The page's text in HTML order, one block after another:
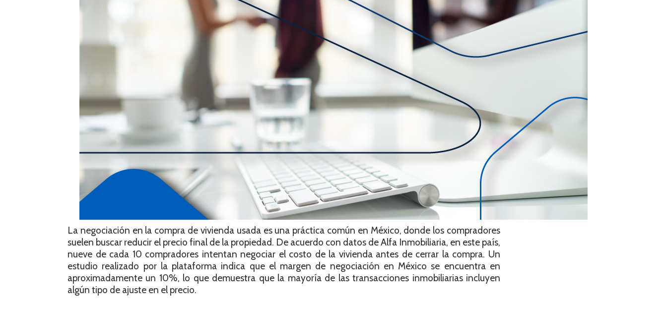
La negociación en la compra de vivienda usada es una práctica común en México, donde los compradores
suelen buscar reducir el precio final de la propiedad. De acuerdo con datos de Alfa Inmobiliaria, en este país,
nueve de cada 10 compradores intentan negociar el costo de la vivienda antes de cerrar la compra. Un
estudio realizado por la plataforma indica que el margen de negociación en México se encuentra en
aproximadamente un 10%, lo que demuestra que la mayoría de las transacciones inmobiliarias incluyen
algún tipo de ajuste en el precio.